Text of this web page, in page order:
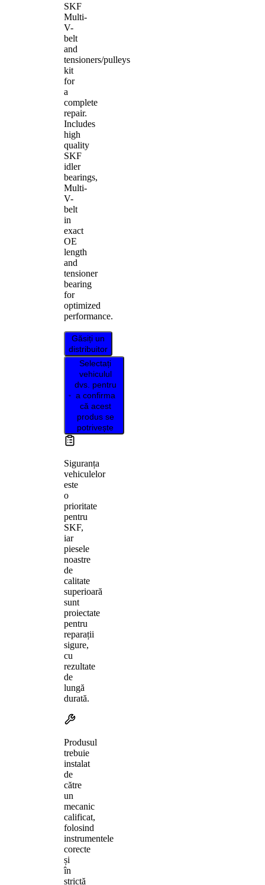
SKF
Multi-
V-
belt
and
tensioners/pulleys
kit
for
a
complete
repair.
Includes
high
quality
SKF
idler
bearings,
Multi-
V-
belt
in
exact
OE
length
and
tensioner
bearing
for
optimized
performance.
Găsiți un
distribuitor
Selectați
vehiculul
dvs. pentru
a confirma
că acest
produs se
potrivește
Siguranța
vehiculelor
este
o
prioritate
pentru
SKF,
iar
piesele
noastre
de
calitate
superioară
sunt
proiectate
pentru
reparații
sigure,
cu
rezultate
de
lungă
durată.
Produsul
trebuie
instalat
de
către
un
mecanic
calificat,
folosind
instrumentele
corecte
și
în
strictă